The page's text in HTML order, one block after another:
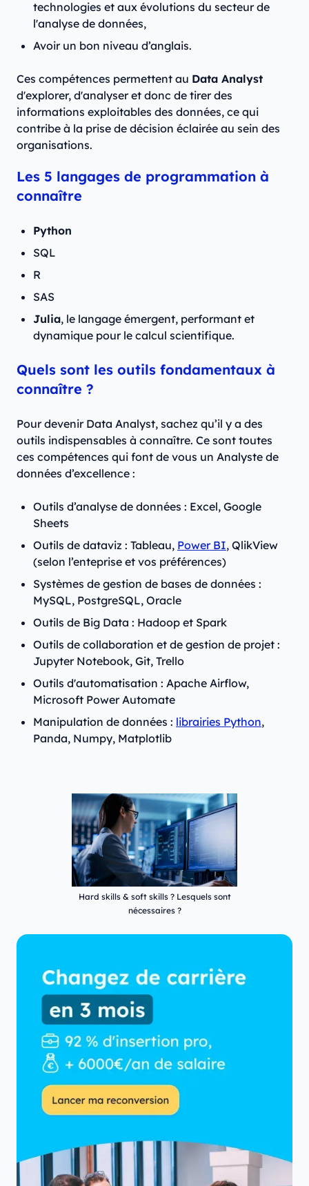
technologies et aux évolutions du secteur de
l'analyse de données,
Avoir un bon niveau d’anglais.
Ces compétences permettent au Data Analyst
d'explorer, d'analyser et donc de tirer des
informations exploitables des données, ce qui
contribe à la prise de décision éclairée au sein des
organisations.
Les 5 langages de programmation à
connaître
Python
SQL
R
SAS
Julia, le langage émergent, performant et
dynamique pour le calcul scientifique.
Quels sont les outils fondamentaux à
connaître ?
Pour devenir Data Analyst, sachez qu’il y a des
outils indispensables à connaître. Ce sont toutes
ces compétences qui font de vous un Analyste de
données d’excellence :
Outils d’analyse de données : Excel, Google
Sheets
Outils de dataviz : Tableau, Power BI, QlikView
(selon l’enteprise et vos préférences)
Systèmes de gestion de bases de données :
MySQL, PostgreSQL, Oracle
Outils de Big Data : Hadoop et Spark
Outils de collaboration et de gestion de projet :
Jupyter Notebook, Git, Trello
Outils d'automatisation : Apache Airflow,
Microsoft Power Automate
Manipulation de données : librairies Python,
Panda, Numpy, Matplotlib
Hard skills & soft skills ? Lesquels sont
nécessaires ?